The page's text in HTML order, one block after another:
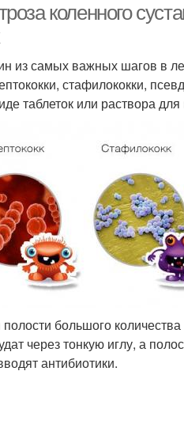
коленного
из самых важных шагов в
стафилококки,
таблеток или раствора
большого
через тонкую иглу, а
антибиотики.